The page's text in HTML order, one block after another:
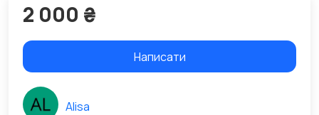
2 000 ₴
Написати
Alisa